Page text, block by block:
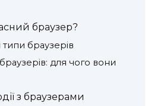
браузер?
браузерів
для чого вони
з браузерами